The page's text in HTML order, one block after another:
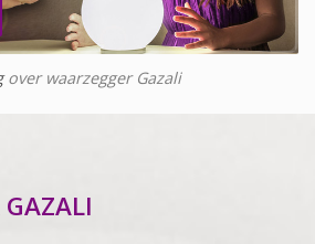
over waarzegger Gazali
GAZALI